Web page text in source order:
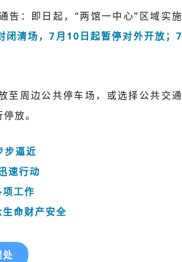
告：即日起，“两馆一中心”区域实施
清场，7月10日起暂停对外开放；7
至周边公共停车场，或选择公共交通
放。
步逼近
速行动
工作
命财产安全